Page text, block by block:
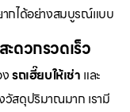
กได้อย่างสมบูรณ์แบบ
ดวกรวดเร็ว
รถเฮี๊ยบให้เช่า และ
สดุปริมาณมาก เรามี